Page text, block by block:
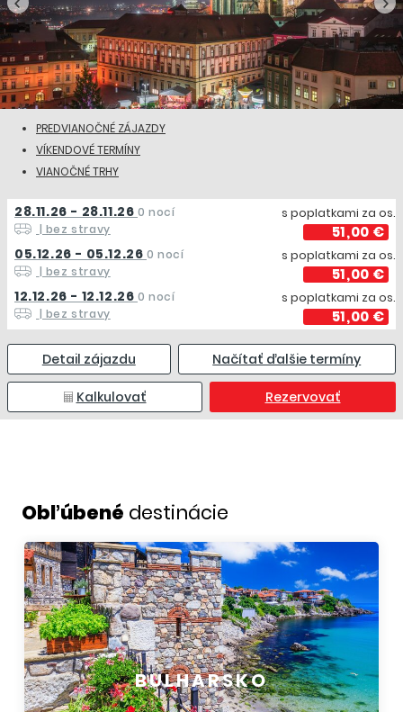
PREDVIANOČNÉ ZÁJAZDY
VÍKENDOVÉ TERMÍNY
VIANOČNÉ TRHY
28.11.26 - 28.11.26 0 nocí
| bez stravy
s poplatkami za os.
51,00 €
05.12.26 - 05.12.26 0 nocí
| bez stravy
s poplatkami za os.
51,00 €
12.12.26 - 12.12.26 0 nocí
| bez stravy
s poplatkami za os.
51,00 €
Detail zájazdu Načítať ďalšie termíny
Kalkulovať Rezervovať
Obľúbené destinácie
BULHARSKO